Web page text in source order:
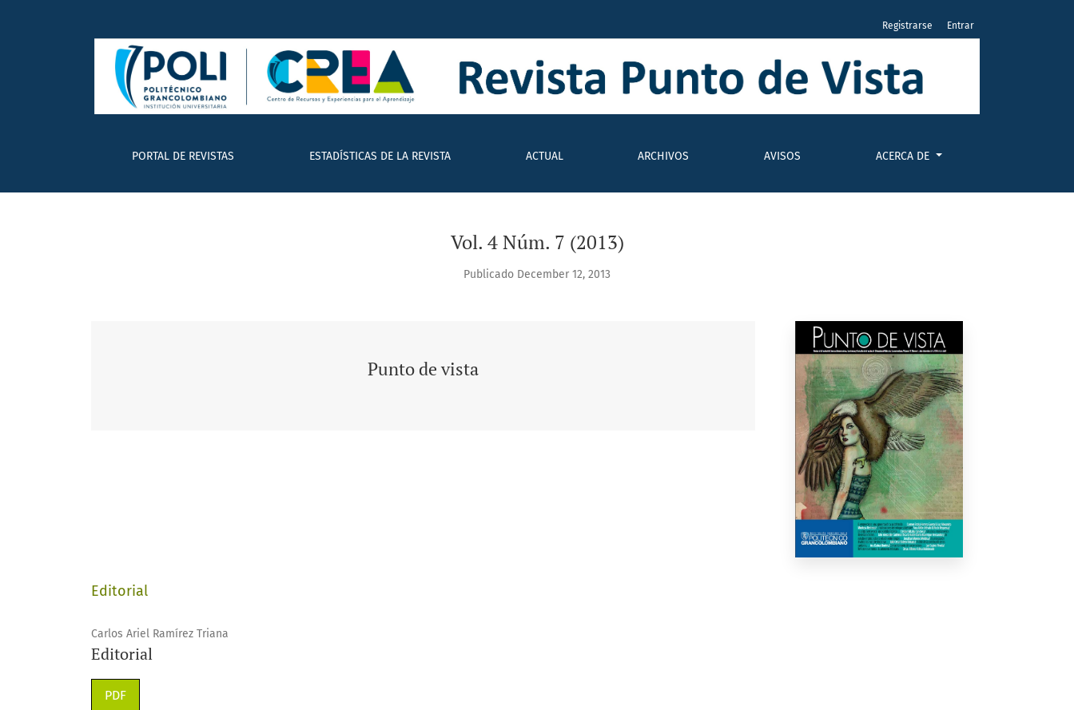
PORTAL DE REVISTAS ESTADÍSTICAS DE LA REVISTA ACTUAL ARCHIVOS AVISOS ACERCA DE
Registrarse Entrar
Vol. 4 Núm. 7 (2013)
Publicado December 12, 2013
Punto de vista
Editorial
Carlos Ariel Ramírez Triana
Editorial
PDF